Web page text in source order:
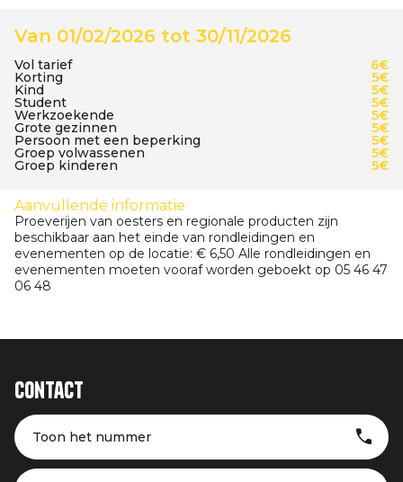
Van 01/02/2026 tot 30/11/2026
Vol tarief 6€
Korting 5€
Kind 5€
Student 5€
Werkzoekende 5€
Grote gezinnen 5€
Persoon met een beperking 5€
Groep volwassenen 5€
Groep kinderen 5€
Aanvullende informatie
Proeverijen van oesters en regionale producten zijn
beschikbaar aan het einde van rondleidingen en
evenementen op de locatie: € 6,50 Alle rondleidingen en
evenementen moeten vooraf worden geboekt op 05 46 47
06 48
Contact
Toon het nummer